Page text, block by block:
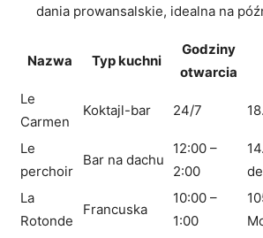
dania prowansalskie, idealna na
Nazwa Typ kuchni
Godziny
otwarcia
Le
Carmen
Koktajl-bar 24/7
Le
perchoir
Bar na dachu
12:00 –
2:00
La
Rotonde
Francuska
10:00 –
1:00